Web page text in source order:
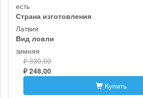
есть
Страна изготовления
Латвия
Вид ловли
зимняя
₽ 330,00
₽ 248,00
Купить